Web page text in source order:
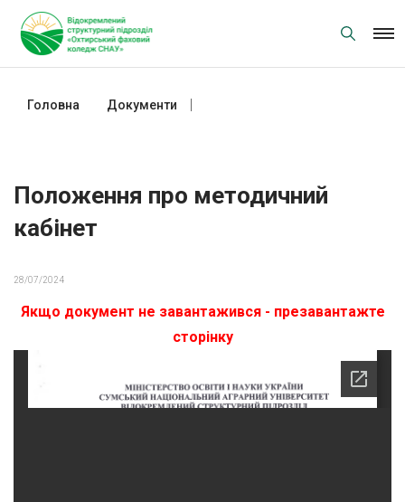
content
Головна Документи
Положення про методичний
кабінет
28/07/2024
Якщо документ не завантажився - презавантажте
сторінку